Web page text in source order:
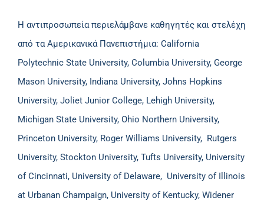
H αντιπροσωπεία περιελάμβανε καθηγητές και στελέχη
από τα Αμερικανικά Πανεπιστήμια: California
Polytechnic State University, Columbia University, George
Mason University, Indiana University, Johns Hopkins
University, Joliet Junior College, Lehigh University,
Michigan State University, Ohio Northern University,
Princeton University, Roger Williams University, Rutgers
University, Stockton University, Tufts University, University
of Cincinnati, University of Delaware, University of Illinois
at Urbanan Champaign, University of Kentucky, Widener